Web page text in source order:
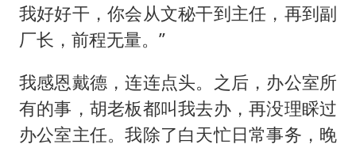
我好好干，你会从文秘干到主任，再到副
厂长，前程无量。”
我感恩戴德，连连点头。之后，办公室所
有的事，胡老板都叫我去办，再没理睬过
办公室主任。我除了白天忙日常事务，晚